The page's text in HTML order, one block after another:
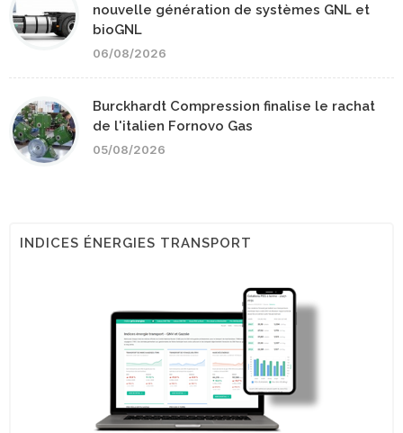
nouvelle génération de systèmes GNL et
bioGNL
06/08/2026
Burckhardt Compression finalise le rachat
de l'italien Fornovo Gas
05/08/2026
INDICES ÉNERGIES TRANSPORT